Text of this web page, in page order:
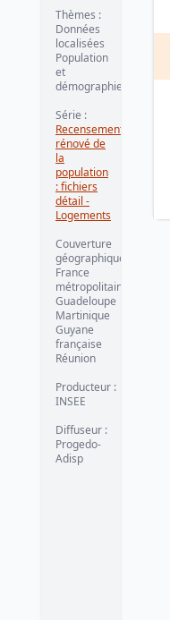
Thèmes :
Données
localisées
Population
et
démographie
Série :
Recensement
rénové de
la
population
: fichiers
détail -
Logements
Couverture
géographique :
France
métropolitaine
Guadeloupe
Martinique
Guyane
française
Réunion
Producteur :
INSEE
Diffuseur :
Progedo-
Adisp